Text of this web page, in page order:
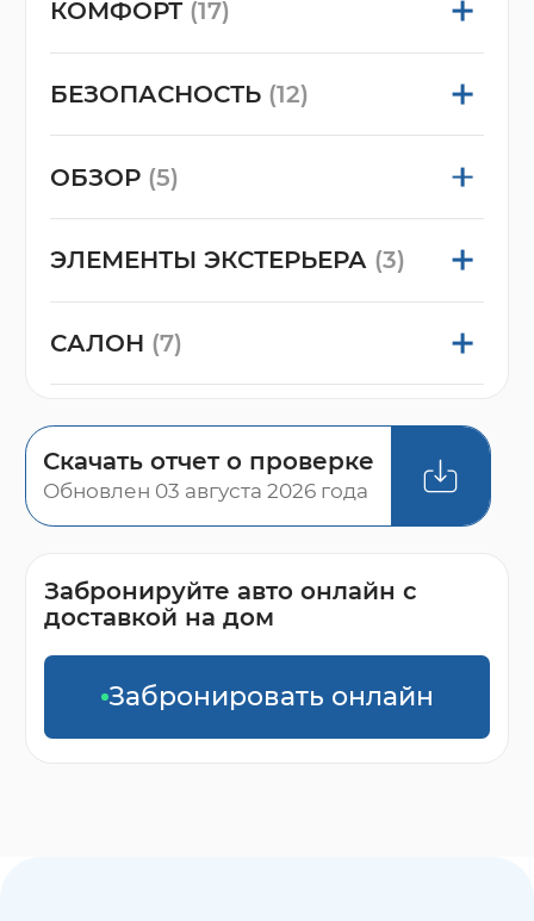
КОМФОРТ (17)
БЕЗОПАСНОСТЬ (12)
ОБЗОР (5)
ЭЛЕМЕНТЫ ЭКСТЕРЬЕРА (3)
САЛОН (7)
Скачать отчет о проверке
Обновлен 03 августа 2026 года
Забронируйте авто онлайн с
доставкой на дом
Забронировать онлайн